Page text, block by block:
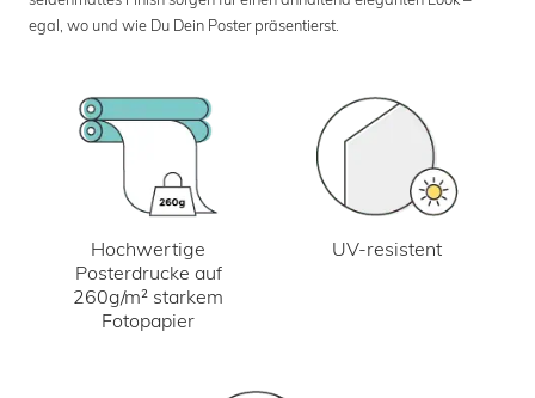
egal, wo und wie Du Dein Poster präsentierst.
Hochwertige
Posterdrucke auf
260g/m² starkem
Fotopapier
UV-resistent